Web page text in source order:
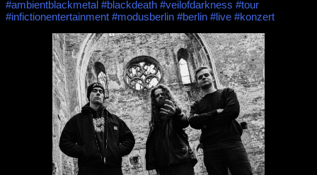
#ambientblackmetal #blackdeath #veilofdarkness #tour
#infictionentertainment #modusberlin #berlin #live #konzert